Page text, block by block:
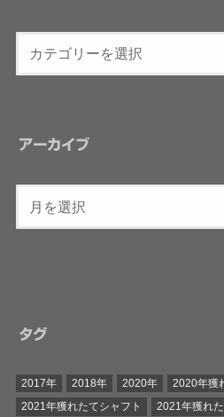
アーカイブ
タグ
2017年 2018年 2020年 2020年獲
2021年獲れたてシャフト
2021年獲れた